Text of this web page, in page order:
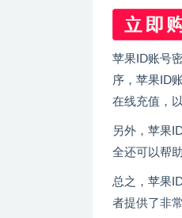
苹果ID账号
序，苹果ID
在线充值，
另外，苹果
全还可以帮
总之，苹果
者提供了非